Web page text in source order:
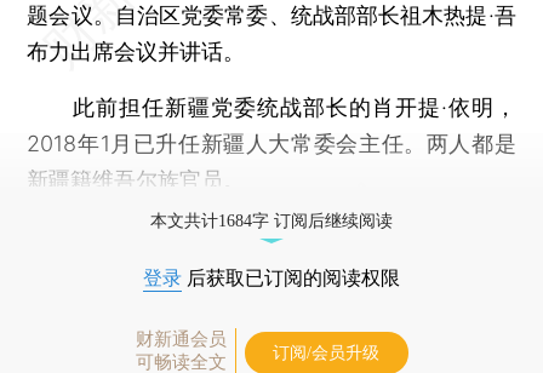
题会议。自治区党委常委、统战部部长祖木热提·吾
布力出席会议并讲话。
此前担任新疆党委统战部长的肖开提·依明，
2018年1月已升任新疆人大常委会主任。两人都是
新疆籍维吾尔族官员。
本文共计1684字 订阅后继续阅读
登录 后获取已订阅的阅读权限
财新通会员
可畅读全文
订阅/会员升级